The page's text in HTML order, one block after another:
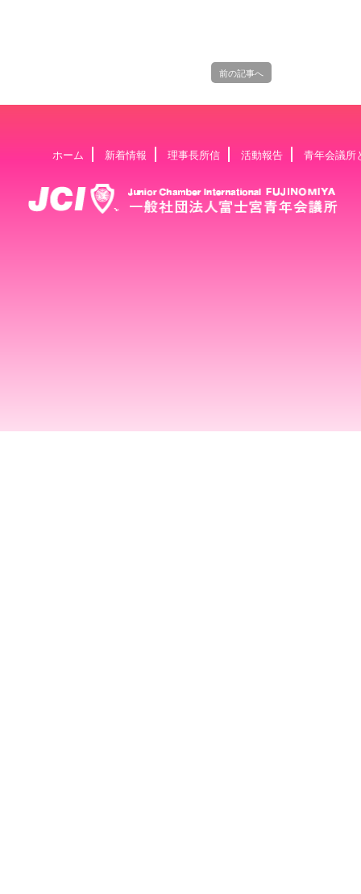
前の記事へ
ホーム 新着情報 理事長所信 活動報告 青年会議所